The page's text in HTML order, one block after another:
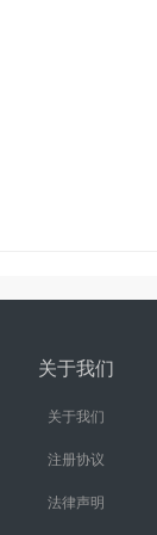
关于我们
关于我们
注册协议
法律声明